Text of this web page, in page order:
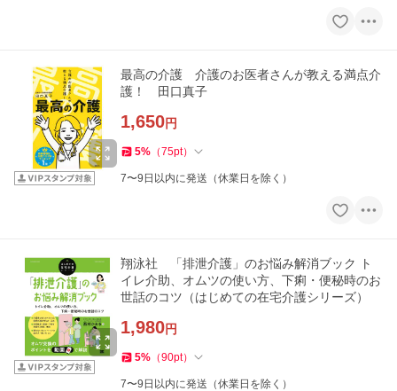
最高の介護 介護のお医者さんが教える満点介
護！ 田口真子
1,650円
5% （75pt）
7〜9日以内に発送（休業日を除く）
翔泳社 「排泄介護」のお悩み解消ブック ト
イレ介助、オムツの使い方、下痢・便秘時のお
世話のコツ（はじめての在宅介護シリーズ）
1,980円
5% （90pt）
7〜9日以内に発送（休業日を除く）